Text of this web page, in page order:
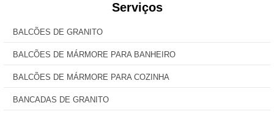
Serviços
BALCÕES DE GRANITO
BALCÕES DE MÁRMORE PARA BANHEIRO
BALCÕES DE MÁRMORE PARA COZINHA
BANCADAS DE GRANITO